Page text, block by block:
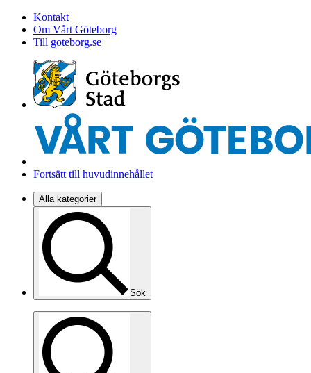
Kontakt
Om Vårt Göteborg
Till goteborg.se
Fortsätt till huvudinnehållet
Alla kategorier
Sök